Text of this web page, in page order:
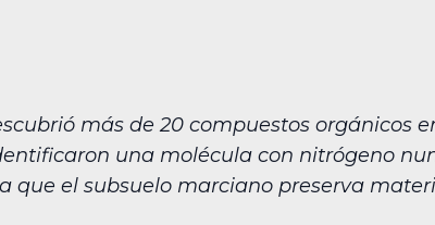
más de 20 compuestos orgánicos
una molécula con nitrógeno
que el subsuelo marciano preserva